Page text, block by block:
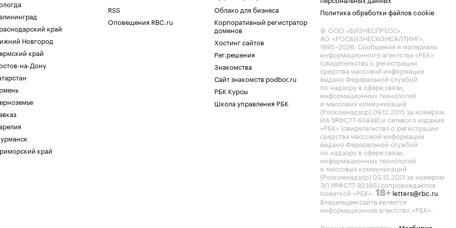
край
Новгород
край
на-Дону
край
RSS
Оповещения RBC.ru
Облако для бизнеса
Корпоративный регистратор
доменов
Хостинг сайтов
Рег.решения
Знакомства
Сайт знакомств podbor.ru
РБК Курсы
Школа управления РБК
Политика обработки файлов cookie
© ООО «БИЗНЕСПРЕСС»,
АО «РОСБИЗНЕСКОНСАЛТИНГ»,
1995–2026. Сообщения и материалы
информационного агентства «РБК»
(свидетельство о регистрации
средства массовой информации
выдано Федеральной службой
по надзору в сфере связи,
информационных технологий
и массовых коммуникаций
(Роскомнадзор) 09.12.2015 за номером
ИА №ФС77-63848) и сетевого издания
«РБК» (свидетельство о регистрации
средства массовой информации
выдано Федеральной службой
по надзору в сфере связи,
информационных технологий
и массовых коммуникаций
(Роскомнадзор) 03.12.2021 за номером
ЭЛ №ФС77-82385) сопровождаются
пометкой «РБК». 18+ letters@rbc.ru
Владельцем сайта является
информационное агентство «РБК».